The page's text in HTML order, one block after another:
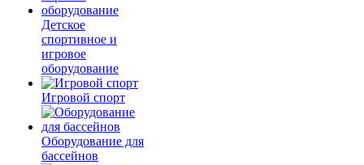
Детское
спортивное и
игровое
оборудование
Игровой спорт
Оборудование для
бассейнов